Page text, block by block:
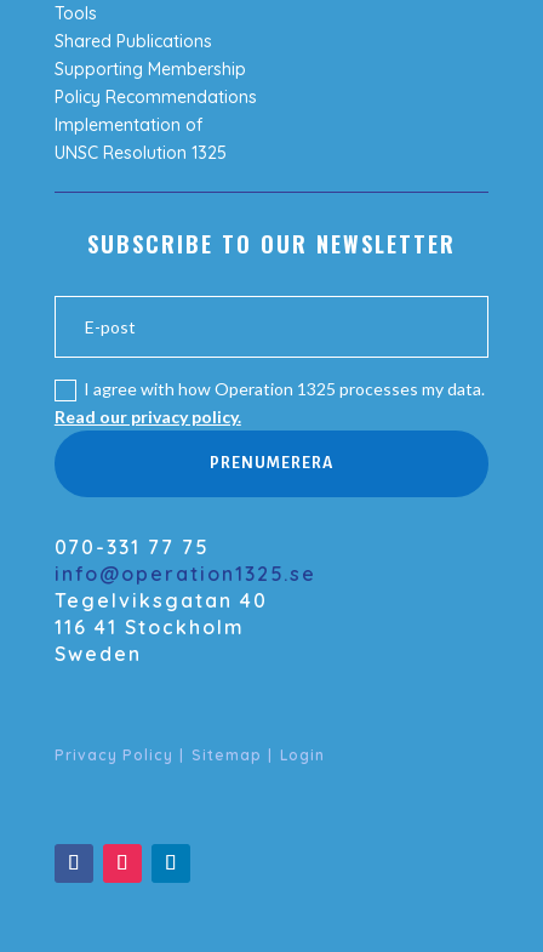
Tools
Shared Publications
Supporting Membership
Policy Recommendations
Implementation of
UNSC Resolution 1325
SUBSCRIBE TO OUR NEWSLETTER
I agree with how Operation 1325 processes my data.
Read our privacy policy.
PRENUMERERA
070-331 77 75
info@operation1325.se
Tegelviksgatan 40
116 41 Stockholm
Sweden
Privacy Policy | Sitemap | Login